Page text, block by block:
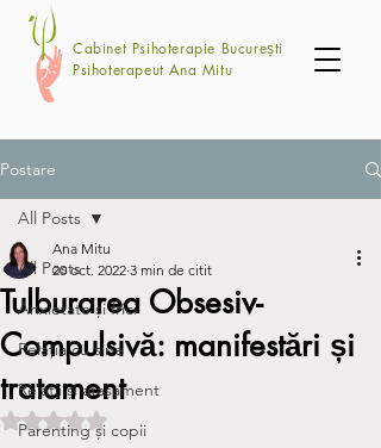
Cabinet Psihoterapie București
Psihoterapeut Ana Mitu
Postare
All Posts
Anxietate și frici
Relația cu sine
Relații și atașament
Parenting și copii
All Posts
Tulburarea Obsesiv-
Compulsivă: manifestări și
tratament
Ana Mitu
20 oct. 2022 3 min de citit
Evaluat(ă) cu NaN din 5 stele.